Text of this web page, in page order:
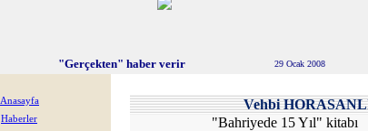
"Gerçekten" haber verir 29 Ocak 2008
Anasayfa
Haberler
Vehbi
"Bahriyede 15 Yıl" kitabı